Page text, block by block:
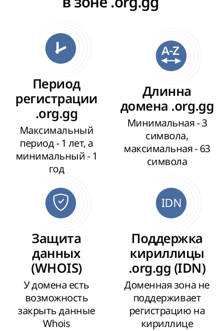
Период
регистрации
.org.gg
Максимальный
период - 1 лет, а
минимальный - 1
год
Длинна
домена .org.gg
Минимальная - 3
символа,
максимальная - 63
символа
Защита
данных
(WHOIS)
У домена есть
возможность
закрыть данные
Whois
IDN
Поддержка
кириллицы
.org.gg (IDN)
Доменная зона не
поддерживает
регистрацию на
кириллице